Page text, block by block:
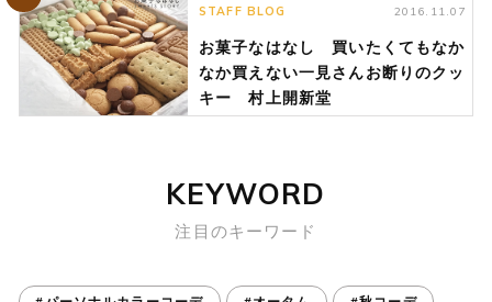
STAFF BLOG 2016.11.07
お菓子なはなし 買いたくてもなか
なか買えない一見さんお断りのクッ
キー 村上開新堂
KEYWORD
注目のキーワード